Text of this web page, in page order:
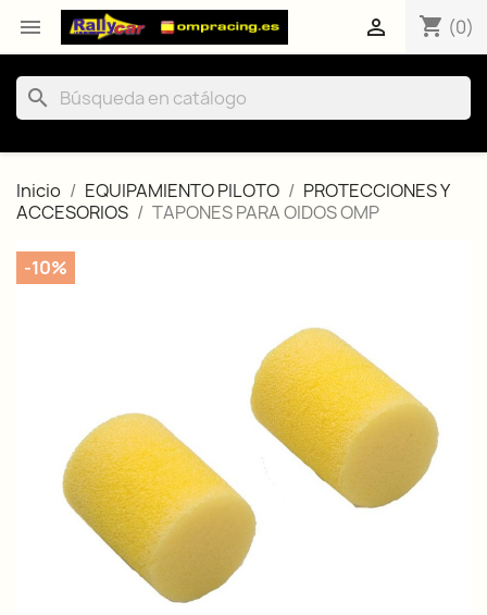
 shopping_cart (0)

search
Inicio EQUIPAMIENTO PILOTO
PROTECCIONES Y
ACCESORIOS
TAPONES PARA OIDOS OMP
-10%